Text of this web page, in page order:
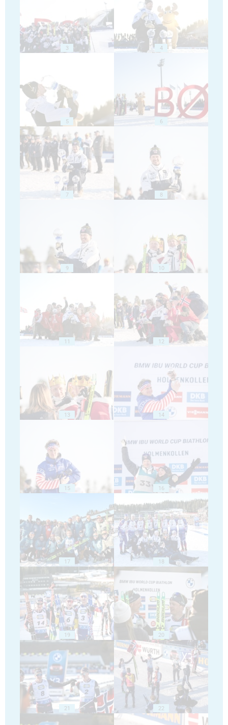
3 4
5 6
7 8
9 10
11 12
13 14
15 16
17 18
19 20
21 22